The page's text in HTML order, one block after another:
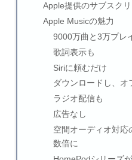
Apple提供のサブスク
Apple Musicの魅力
9000万曲と3万プレ
歌詞表示も
Siriに頼むだけ
ダウンロードし、オ
ラジオ配信も
広告なし
空間オーディオ対応
数倍に